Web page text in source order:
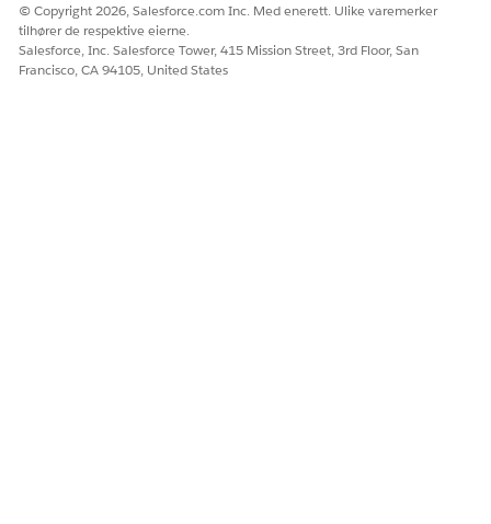
© Copyright 2026, Salesforce.com Inc. Med enerett. Ulike varemerker
tilhører de respektive eierne.
Salesforce, Inc. Salesforce Tower, 415 Mission Street, 3rd Floor, San
Francisco, CA 94105, United States